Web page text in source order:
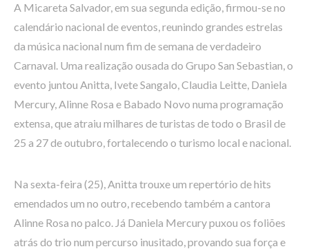
A Micareta Salvador, em sua segunda edição, firmou-se no
calendário nacional de eventos, reunindo grandes estrelas
da música nacional num fim de semana de verdadeiro
Carnaval. Uma realização ousada do Grupo San Sebastian, o
evento juntou Anitta, Ivete Sangalo, Claudia Leitte, Daniela
Mercury, Alinne Rosa e Babado Novo numa programação
extensa, que atraiu milhares de turistas de todo o Brasil de
25 a 27 de outubro, fortalecendo o turismo local e nacional.
Na sexta-feira (25), Anitta trouxe um repertório de hits
emendados um no outro, recebendo também a cantora
Alinne Rosa no palco. Já Daniela Mercury puxou os foliões
atrás do trio num percurso inusitado, provando sua força e